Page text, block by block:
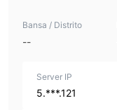
Bansa / Distrito
--
Server IP
5.***.121